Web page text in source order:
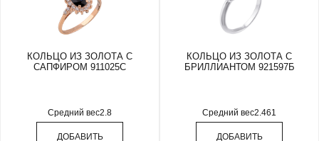
КОЛЬЦО ИЗ ЗОЛОТА С
САПФИРОМ 911025С
Средний вес2.8
ДОБАВИТЬ
КОЛЬЦО ИЗ ЗОЛОТА С
БРИЛЛИАНТОМ 921597Б
Средний вес2.461
ДОБАВИТЬ